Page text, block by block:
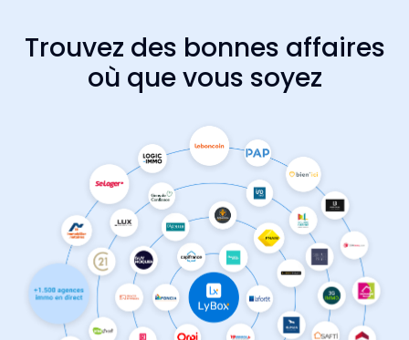
Trouvez des bonnes affaires
où que vous soyez